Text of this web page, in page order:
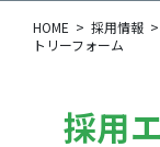
HOME 採用情報
トリーフォーム
採用